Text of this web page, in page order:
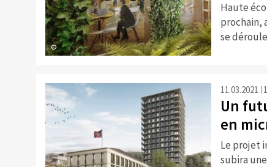
©
Haute
prochain,
se
11.03.2021
Un
en
Le projet
subira